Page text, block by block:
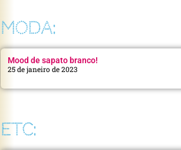
MODA:
Mood de sapato branco!
25 de janeiro de 2023
ETC: